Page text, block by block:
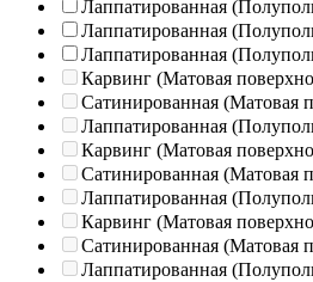
Лаппатированная
Лаппатированная
Лаппатированная
Карвинг (Матовая
Сатинированная (Матовая
Лаппатированная
Карвинг (Матовая
Сатинированная (Матовая
Лаппатированная
Карвинг (Матовая
Сатинированная (Матовая
Лаппатированная